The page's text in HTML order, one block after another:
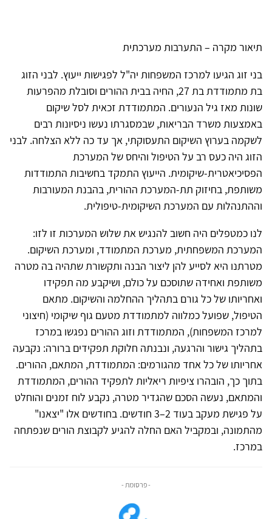
תיאור מקרה – התערבות מערכתית
בני זוג הגיעו למרכז המשפחות יה"ל לפגישות ייעוץ. לבני הזוג
בת מתמודדת בת 27, החיה בבית ההורים וסובלת מהפרעות
שונות מאז גיל הנעורים. המתמודדת זכאית לסל שיקום
באמצעות משרד הבריאות, שבמסגרתו נעשו ניסיונות רבים
לשקמה בערוץ השיקום התעסוקתי, אך עד כה ללא הצלחה. לבני
הזוג היה כעס רב על הטיפול והיחס של המערכת
הפסיכיאטרית-שיקומית. הייעוץ התמקד בחשיבות התמודדות
משותפת, בחיזוק תת-המערכת ההורית, בהבנת המעורבות
וההתנהלות עם המערכת השיקומית-טיפולית.
לנו כמטפלים היה חשוב להנגיש את שלוש המערכות זו לזו:
המערכת המשפחתית, מערכת המתמודד, ומערכת השיקום.
מטרתנו היא לסייע להן ליצור הבנה ותקשורת שתהיה בה מטרה
משותפת ואחידה שתוסכם על כולם, ושיקבע מה תפקידו
ואחריותו של כל גורם בתהליך ההחלמה והשיקום. מתאם
הטיפול, שפועל כמלווה למתמודדת מטעם גוף שיקומי (חיצוני
למרכז המשפחות), המתמודדת וזוג ההורים נפגשו במרכז
בתהליך גישור והרגעה, ונבנתה חלוקת תפקידים ברורה: נקבעה
אחריותו של כל אחד מהגורמים: המתמודדת, המתאם, ההורים.
בתוך כך, הובהרו ציפיות ריאליות לתפקיד ההורים, המתמודדת
והמתאם, נעשה הסכם שהגדיר מטרה, נקבע לוח זמנים והוחלט
על פגישת מעקב בעוד 2–3 חודשים. בחודשים אלו "יצאנו"
מהתמונה, ובמקביל האם החלה להגיע לקבוצת הורים שנפתחה
במרכז.
- פרסומת -